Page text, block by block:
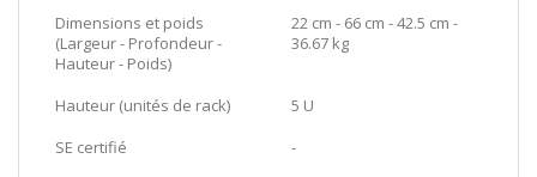
Dimensions et poids
(Largeur - Profondeur -
Hauteur - Poids)
22 cm - 66 cm - 42.5 cm -
36.67 kg
Hauteur (unités de rack)
5 U
SE certifié
-